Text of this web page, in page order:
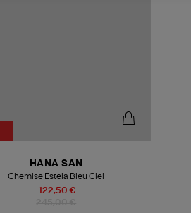
122,50 €
HANA SAN
Chemise Estela Bleu Ciel